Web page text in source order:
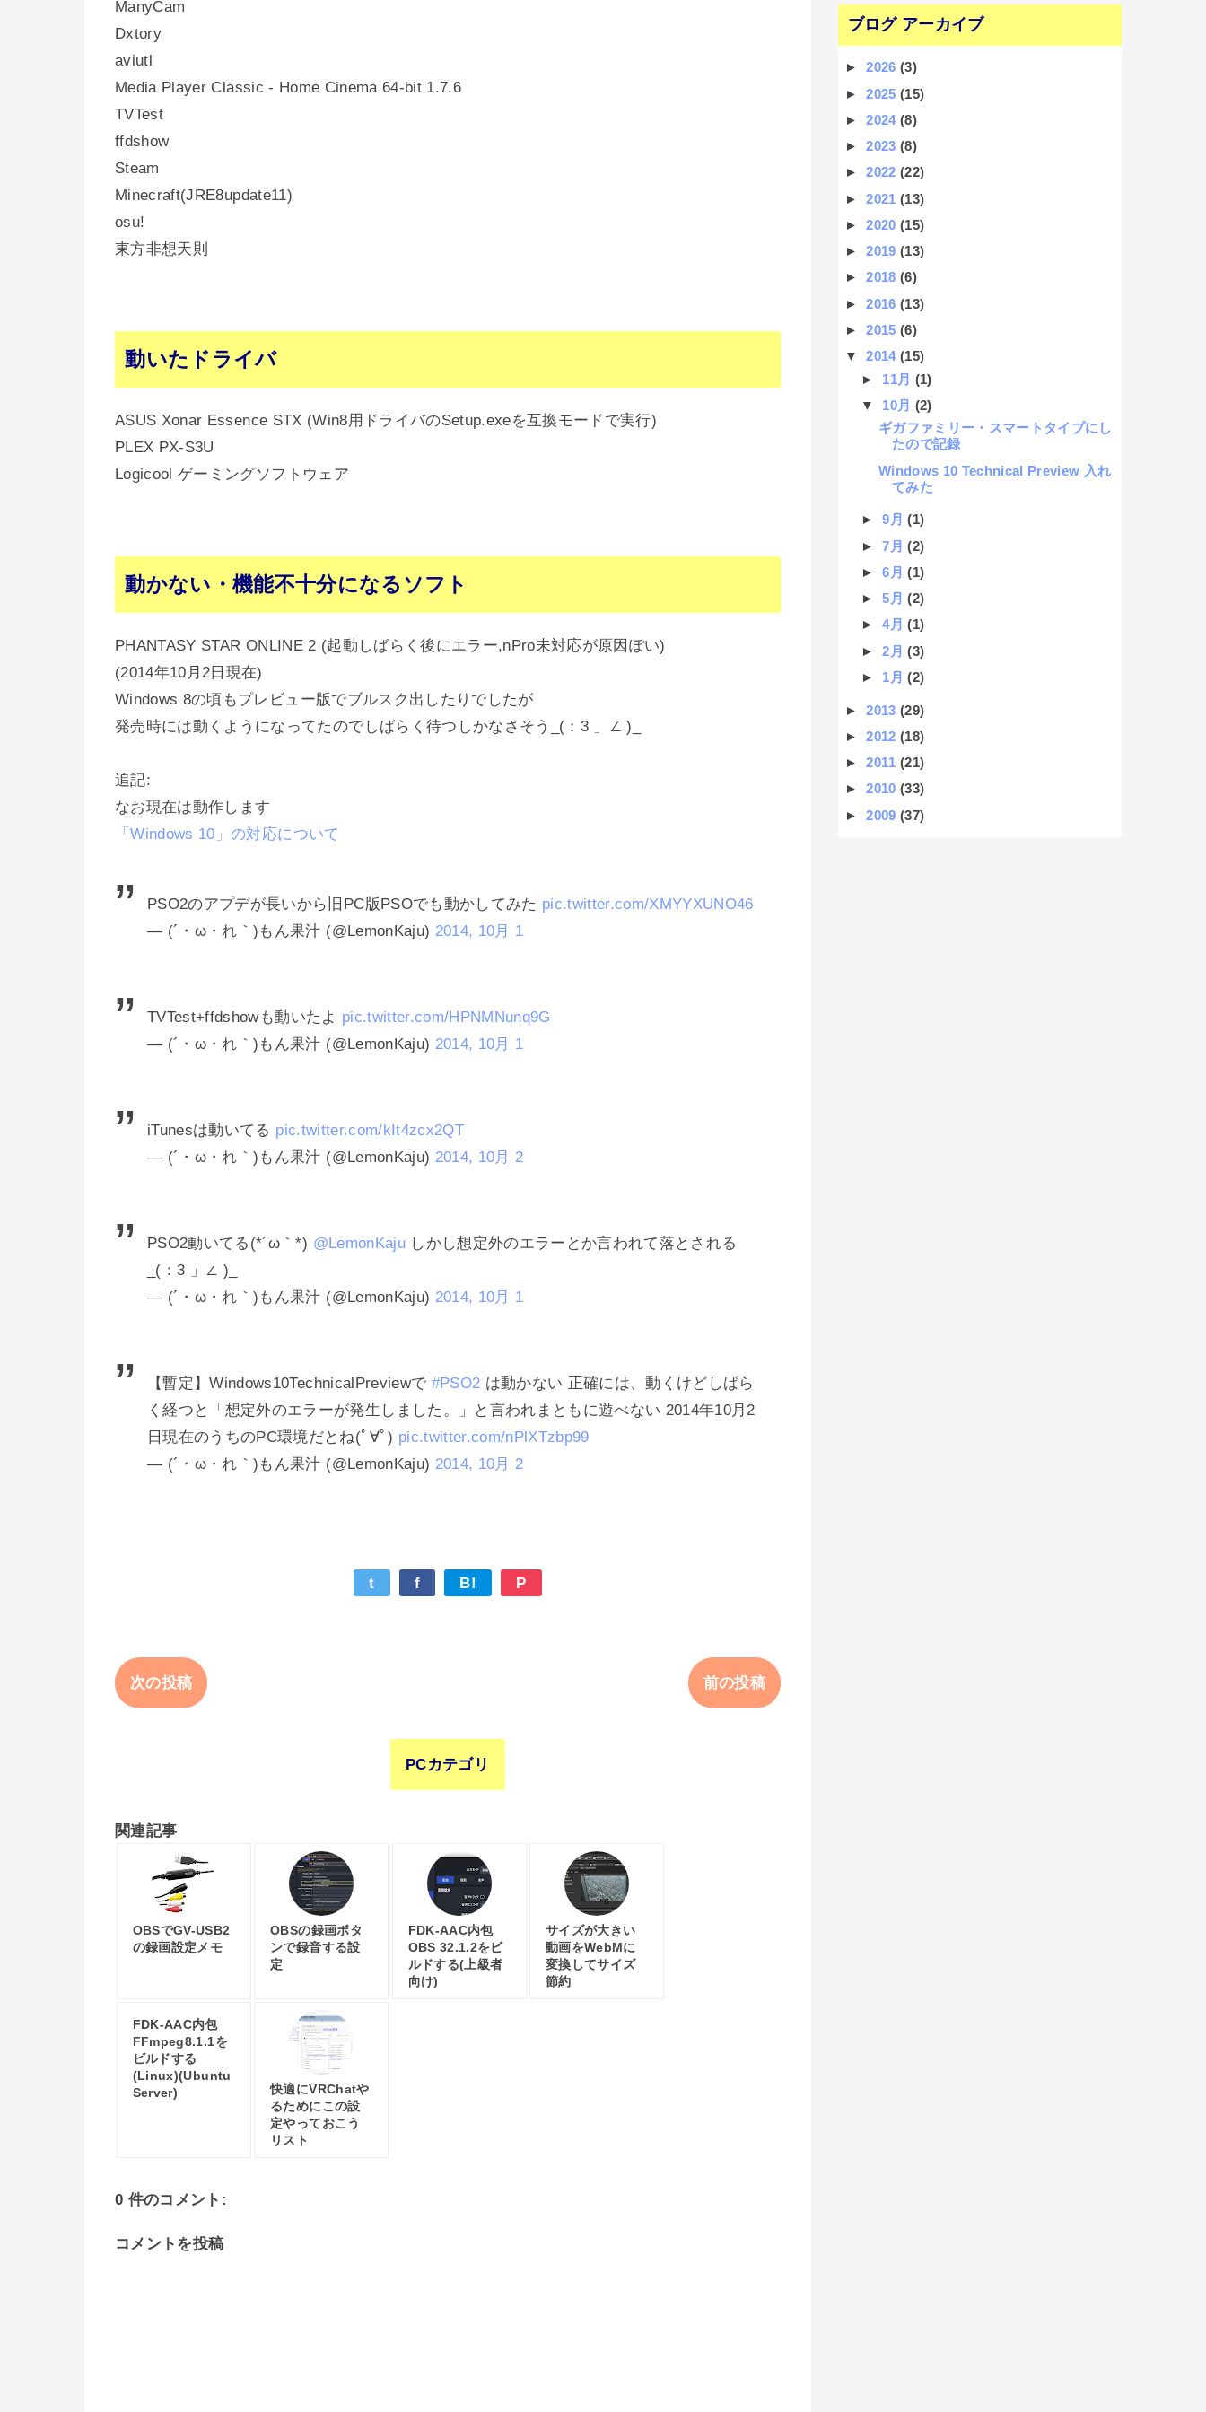
ManyCam
Dxtory
aviutl
Media Player Classic - Home Cinema 64-bit 1.7.6
TVTest
ffdshow
Steam
Minecraft(JRE8update11)
osu!
東方非想天則
動いたドライバ
ASUS Xonar Essence STX (Win8用ドライバのSetup.exeを互換モードで実行)
PLEX PX-S3U
Logicool ゲーミングソフトウェア
動かない・機能不十分になるソフト
PHANTASY STAR ONLINE 2 (起動しばらく後にエラー,nPro未対応が原因ぽい)
(2014年10月2日現在)
Windows 8の頃もプレビュー版でブルスク出したりでしたが
発売時には動くようになってたのでしばらく待つしかなさそう_(：3 」∠ )_
追記:
なお現在は動作します
「Windows 10」の対応について
PSO2のアプデが長いから旧PC版PSOでも動かしてみた pic.twitter.com/XMYYXUNO46
— (´・ω・れ｀)もん果汁 (@LemonKaju) 2014, 10月 1
TVTest+ffdshowも動いたよ pic.twitter.com/HPNMNunq9G
— (´・ω・れ｀)もん果汁 (@LemonKaju) 2014, 10月 1
iTunesは動いてる pic.twitter.com/kIt4zcx2QT
— (´・ω・れ｀)もん果汁 (@LemonKaju) 2014, 10月 2
PSO2動いてる(*´ω｀*) @LemonKajuしかし想定外のエラーとか言われて落とされる
_(：3 」∠ )_
— (´・ω・れ｀)もん果汁 (@LemonKaju) 2014, 10月 1
【暫定】Windows10TechnicalPreviewで #PSO2 は動かない 正確には、動くけどしばら
く経つと「想定外のエラーが発生しました。」と言われまともに遊べない 2014年10月2
日現在のうちのPC環境だとね(ﾟ∀ﾟ) pic.twitter.com/nPlXTzbp99
— (´・ω・れ｀)もん果汁 (@LemonKaju) 2014, 10月 2
t f B! P
次の投稿 前の投稿
PCカテゴリ
関連記事
OBSでGV-USB2
の録画設定メモ
OBSの録画ボタ
ンで録音する設
定
FDK-AAC内包
OBS 32.1.2をビ
ルドする(上級者
向け)
サイズが大きい
動画をWebMに
変換してサイズ
節約
FDK-AAC内包
FFmpeg8.1.1を
ビルドする
(Linux)(Ubuntu
Server)
快適にVRChatや
るためにこの設
定やっておこう
リスト
0 件のコメント:
コメントを投稿
ブログ アーカイブ
►2026(3)
►2025(15)
►2024(8)
►2023(8)
►2022(22)
►2021(13)
►2020(15)
►2019(13)
►2018(6)
►2016(13)
►2015(6)
▼2014(15)
► 11月 (1)
▼ 10月 (2)
ギガファミリー・スマートタイプにし
たので記録
Windows 10 Technical Preview 入れ
てみた
►9月(1)
►7月(2)
►6月(1)
►5月(2)
►4月(1)
►2月(3)
► 1月(2)
►2013(29)
►2012(18)
►2011(21)
►2010(33)
►2009(37)